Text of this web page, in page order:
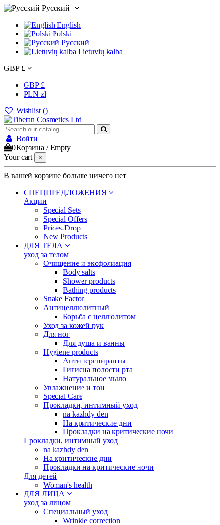
Русский
English
Polski
Русский
Lietuvių kalba
GBP £
GBP £
PLN zł
Wishlist ()
Войти
0Корзина /Empty
Your cart
×
В вашей корзине больше ничего нет
СПЕЦПРЕДЛОЖЕНИЯ
Акции
Special Sets
Special Offers
Prices-Drop
New Products
ДЛЯ ТЕЛА
уход за телом
Oчищение и эксфолиация
Body salts
Shower products
Bathing products
Snake Factor
Антицеллюлитный
Борьба с целлюлитом
Уход за кожей рук
Для ног
Для душа и ванны
Hygiene products
Антиперспиранты
Гигиена полости рта
Натуральное мыло
Увлажнение и тон
Special Care
Прокладки, интимный уход
na kazhdy den
На критические дни
Прокладки на критические ночи
Прокладки, интимный уход
na kazhdy den
На критические дни
Прокладки на критические ночи
Для детей
Woman's health
ДЛЯ ЛИЦА
уход за лицом
Специальный уход
Wrinkle correction